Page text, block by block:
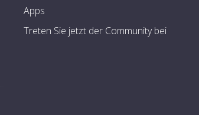
Apps
Treten Sie jetzt der Community bei